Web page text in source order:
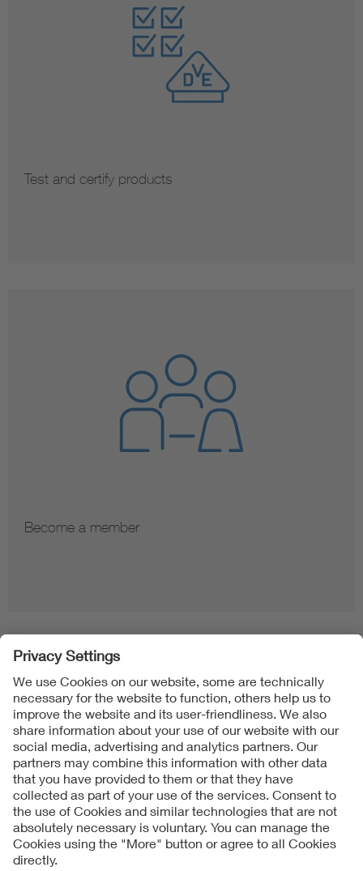
Test and certify products
Become a member
Folgen Sie uns
Contact
Imprint